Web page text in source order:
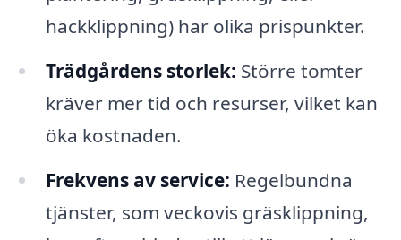
häckklippning) har olika prispunkter.
Trädgårdens storlek: Större tomter
kräver mer tid och resurser, vilket kan
öka kostnaden.
Frekvens av service: Regelbundna
tjänster, som veckovis gräsklippning,